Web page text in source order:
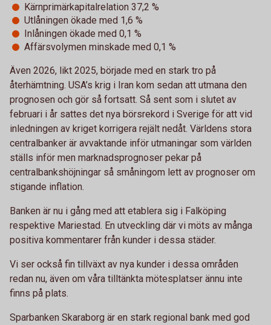
Kärnprimärkapitalrelation 37,2 %
Utlåningen ökade med 1,6 %
Inlåningen ökade med 0,1 %
Affärsvolymen minskade med 0,1 %
Även 2026, likt 2025, började med en stark tro på
återhämtning. USA’s krig i Iran kom sedan att utmana den
prognosen och gör så fortsatt. Så sent som i slutet av
februari i år sattes det nya börsrekord i Sverige för att vid
inledningen av kriget korrigera rejält nedåt. Världens stora
centralbanker är avvaktande inför utmaningar som världen
ställs inför men marknadsprognoser pekar på
centralbankshöjningar så småningom lett av prognoser om
stigande inflation.
Banken är nu i gång med att etablera sig i Falköping
respektive Mariestad. En utveckling där vi möts av många
positiva kommentarer från kunder i dessa städer.
Vi ser också fin tillväxt av nya kunder i dessa områden
redan nu, även om våra tilltänkta mötesplatser ännu inte
finns på plats.
Sparbanken Skaraborg är en stark regional bank med god